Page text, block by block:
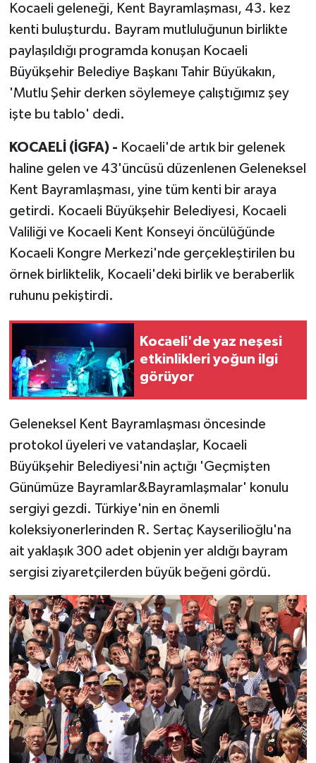
Kocaeli geleneği, Kent Bayramlaşması, 43. kez
kenti buluşturdu. Bayram mutluluğunun birlikte
paylaşıldığı programda konuşan Kocaeli
Büyükşehir Belediye Başkanı Tahir Büyükakın,
'Mutlu Şehir derken söylemeye çalıştığımız şey
işte bu tablo' dedi.
KOCAELİ (İGFA) - Kocaeli'de artık bir gelenek
haline gelen ve 43'üncüsü düzenlenen Geleneksel
Kent Bayramlaşması, yine tüm kenti bir araya
getirdi. Kocaeli Büyükşehir Belediyesi, Kocaeli
Valiliği ve Kocaeli Kent Konseyi öncülüğünde
Kocaeli Kongre Merkezi'nde gerçekleştirilen bu
örnek birliktelik, Kocaeli'deki birlik ve beraberlik
ruhunu pekiştirdi.
Kocaeli'de yaz neşesi
etkinlikleri yoğun ilgi
görüyor
Geleneksel Kent Bayramlaşması öncesinde
protokol üyeleri ve vatandaşlar, Kocaeli
Büyükşehir Belediyesi'nin açtığı 'Geçmişten
Günümüze Bayramlar&Bayramlaşmalar' konulu
sergiyi gezdi. Türkiye'nin en önemli
koleksiyonerlerinden R. Sertaç Kayserilioğlu'na
ait yaklaşık 300 adet objenin yer aldığı bayram
sergisi ziyaretçilerden büyük beğeni gördü.